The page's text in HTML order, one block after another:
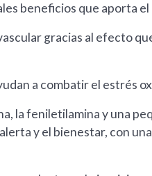
beneficios que aporta
gracias al efecto
a combatir el estrés
la feniletilamina y una
y el bienestar, con